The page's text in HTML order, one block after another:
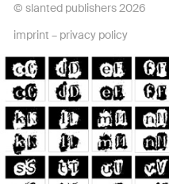
© slanted publishers 2026
imprint – privacy policy